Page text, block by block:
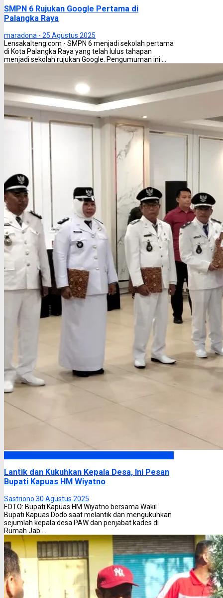
SMPN 6 Rujukan Google Pertama di
Palangka Raya
maradona - 25 Agustus 2025
Lensakalteng.com - SMPN 6 menjadi sekolah pertama
di Kota Palangka Raya yang telah lulus tahapan
menjadi sekolah rujukan Google. Pengumuman ini ...
Lantik dan Kukuhkan Kepala Desa, Ini Pesan
Bupati Kapuas HM Wiyatno
Sastriono 30 Agustus 2025
FOTO: Bupati Kapuas HM Wiyatno bersama Wakil
Bupati Kapuas Dodo saat melantik dan mengukuhkan
sejumlah kepala desa PAW dan penjabat kades di
Rumah Jab ...